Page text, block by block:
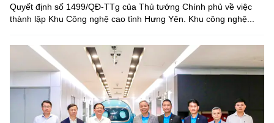
Quyết định số 1499/QĐ-TTg của Thủ tướng Chính phủ về việc
thành lập Khu Công nghệ cao tỉnh Hưng Yên. Khu công nghệ...